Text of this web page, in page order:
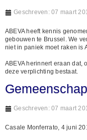
Geschreven: 07 maart
ABEVA heeft kennis
gebouwen te Brussel. We
niet in paniek moet raken is
ABEVA herinnert eraan
deze verplichting bestaat.
Geschreven: 07 maart
Casale Monferrato, 4 juni